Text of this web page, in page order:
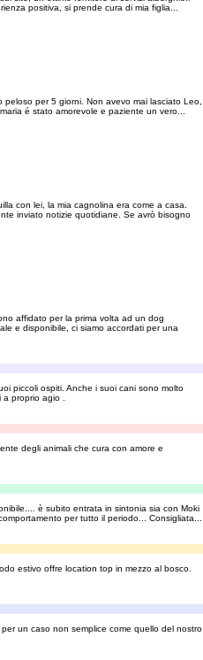
positiva, si prende cura di mia figlia...
per 5 giorni. Non avevo mai lasciato Leo,
é stato amorevole e paziente un vero...
con lei, la mia cagnolina era come a casa.
inviato notizie quotidiane. Se avrò bisogno
affidato per la prima volta ad un dog
e disponibile, ci siamo accordati per una
piccoli ospiti. Anche i suoi cani sono molto
proprio agio .
degli animali che cura con amore e
è subito entrata in sintonia sia con Moki
per tutto il periodo... Consigliata...
estivo offre location top in mezzo al bosco.
un caso non semplice come quello del nostro